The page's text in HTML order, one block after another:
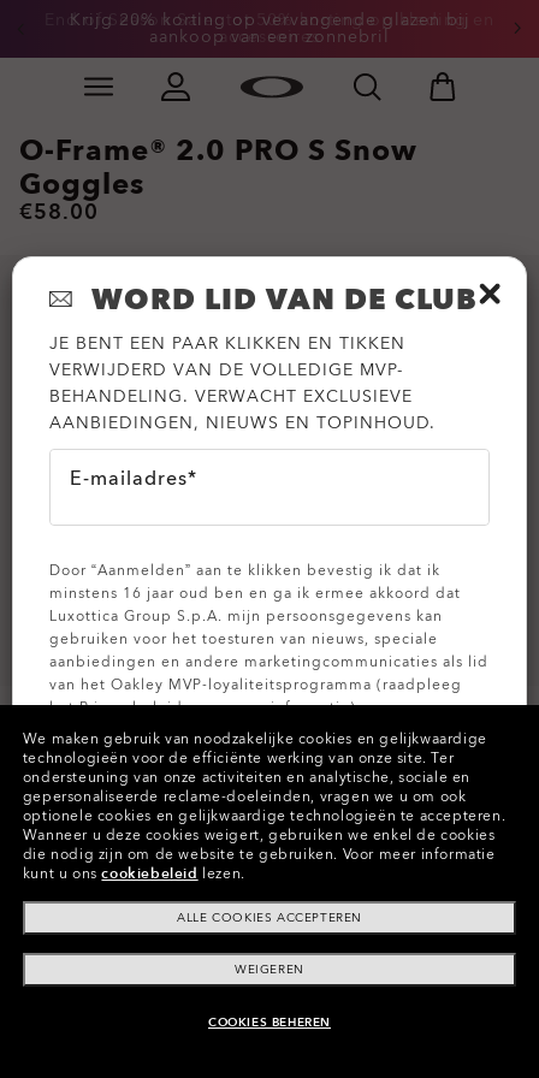
Skip to
End of Season Sale: tot 50% korting op kleding en
accessoires
Krijg 20% korting op vervangende glazen bij
aankoop van een zonnebril
Slide 3 of 3. Krijg 20% korting op vervangende
AAN WINKELMAND TOEVOEGEN
O-Frame® 2.0 PRO S Snow
Goggles
€58.00
Kleuren (4) PersimmonGlazen,
Matte BlackKoord
We maken gebruik van noodzakelijke cookies en gelijkwaardige
technologieën voor de efficiënte werking van onze site. Ter
ondersteuning van onze activiteiten en analytische, sociale en
gepersonaliseerde reclame-doeleinden, vragen we u om ook
optionele cookies en gelijkwaardige technologieën te accepteren.
Wanneer u deze cookies weigert, gebruiken we enkel de cookies
die nodig zijn om de website te gebruiken. Voor meer informatie
kunt u onscookiebeleid lezen.
ALLE COOKIES ACCEPTEREN
WEIGEREN
COOKIES BEHEREN
WORD LID VAN DE CLUB
JE BENT EEN PAAR KLIKKEN EN TIKKEN
VERWIJDERD VAN DE VOLLEDIGE MVP-
BEHANDELING. VERWACHT EXCLUSIEVE
AANBIEDINGEN, NIEUWS EN TOPINHOUD.
E-mailadres*
Door “Aanmelden” aan te klikken bevestig ik dat ik
minstens 16 jaar oud ben en ga ik ermee akkoord dat
Luxottica Group S.p.A. mijn persoonsgegevens kan
gebruiken voor het toesturen van nieuws, speciale
aanbiedingen en andere marketingcommunicaties als lid
van het Oakley MVP-loyaliteitsprogramma (raadpleeg
hetPrivacybeleidvoor meer informatie).
AANMELDEN